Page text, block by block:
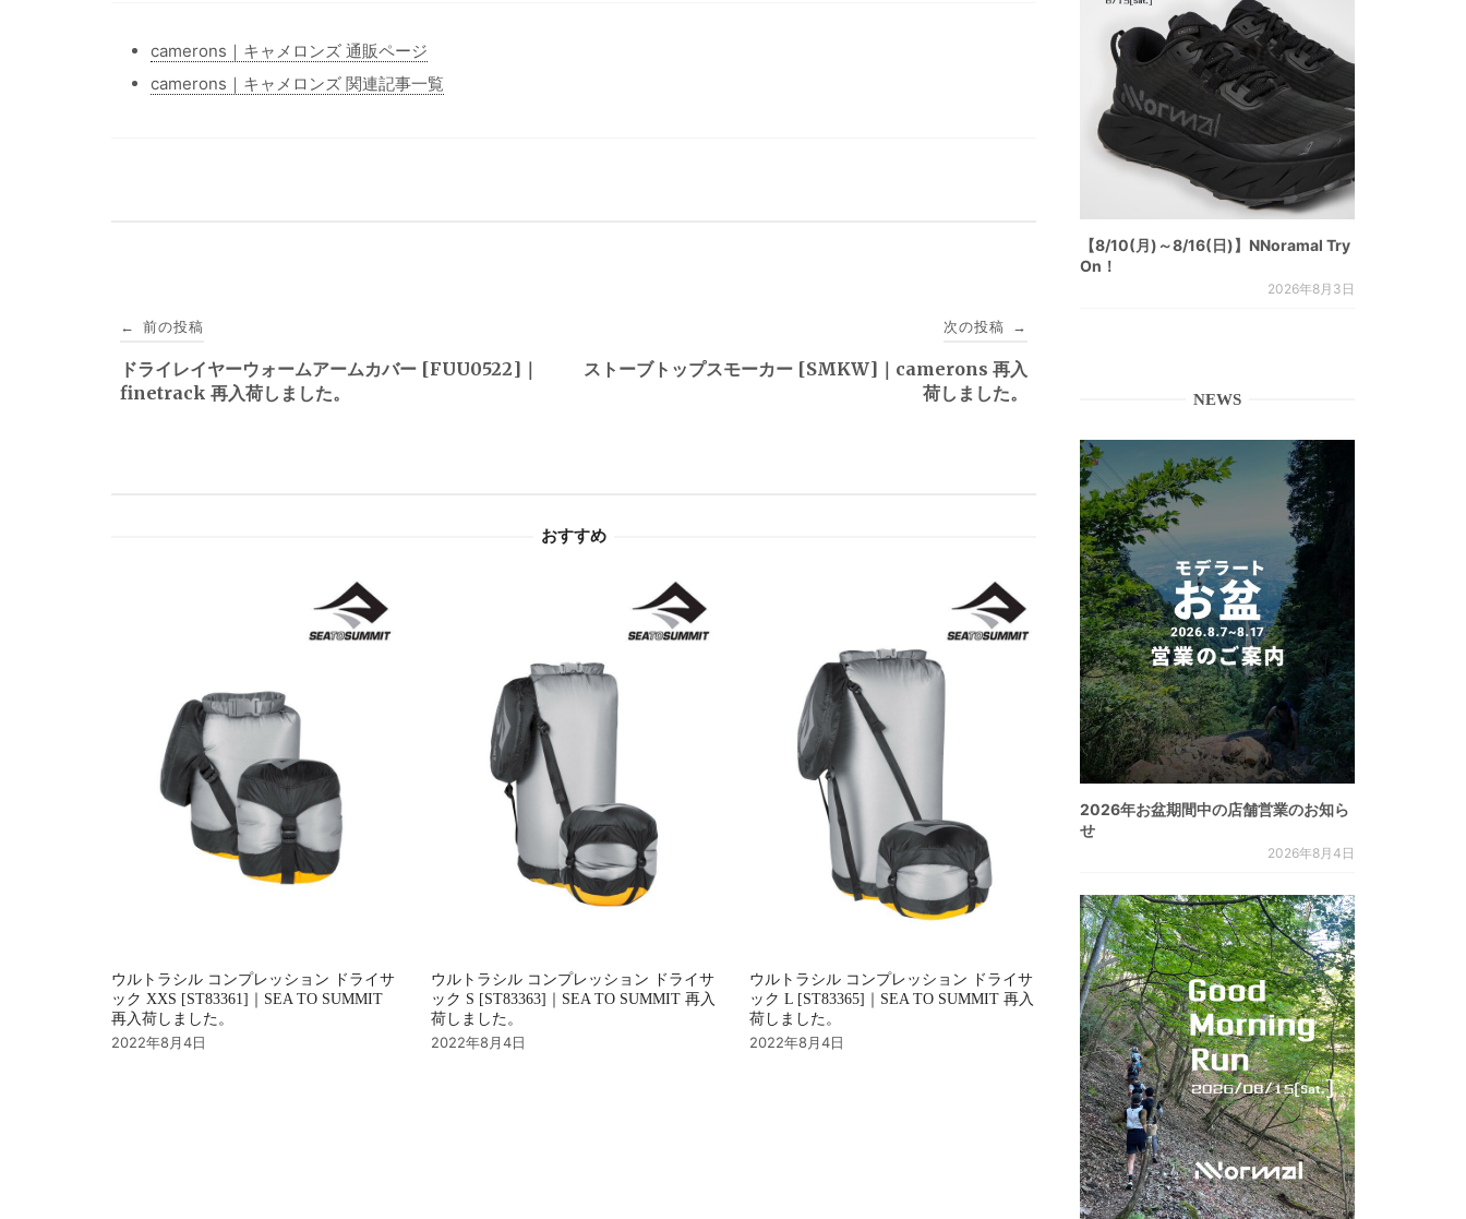
camerons｜キャメロンズ 通販ページ
camerons｜キャメロンズ 関連記事一覧
稿
ナ
← 前の投稿
ドライレイヤーウォームアームカバー [FUU0522]｜
finetrack 再入荷しました。
次の投稿 →
ストーブトップスモーカー [SMKW]｜camerons 再入
荷しました。
おすすめ
ウルトラシル コンプレッション ドライサ
ック XXS [ST83361]｜SEA TO SUMMIT
再入荷しました。
2022年8月4日
ウルトラシル コンプレッション ドライサ
ック S [ST83363]｜SEA TO SUMMIT 再入
荷しました。
2022年8月4日
ウルトラシル コンプレッション ドライサ
ック L [ST83365]｜SEA TO SUMMIT 再入
荷しました。
2022年8月4日
【8/10(月)～8/16(日)】NNoramal Try
On！
2026年8月3日
NEWS
2026年お盆期間中の店舗営業のお知ら
せ
2026年8月4日